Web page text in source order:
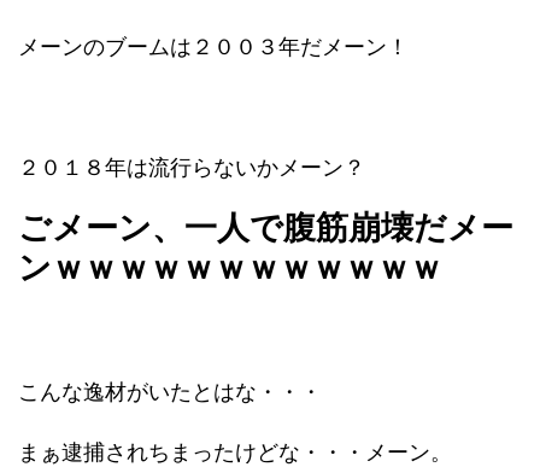
メーンのブームは２００３年だメーン！
２０１８年は流行らないかメーン？
ごメーン、一人で腹筋崩壊だメー
ンｗｗｗｗｗｗｗｗｗｗｗｗ
こんな逸材がいたとはな・・・
まぁ逮捕されちまったけどな・・・メーン。